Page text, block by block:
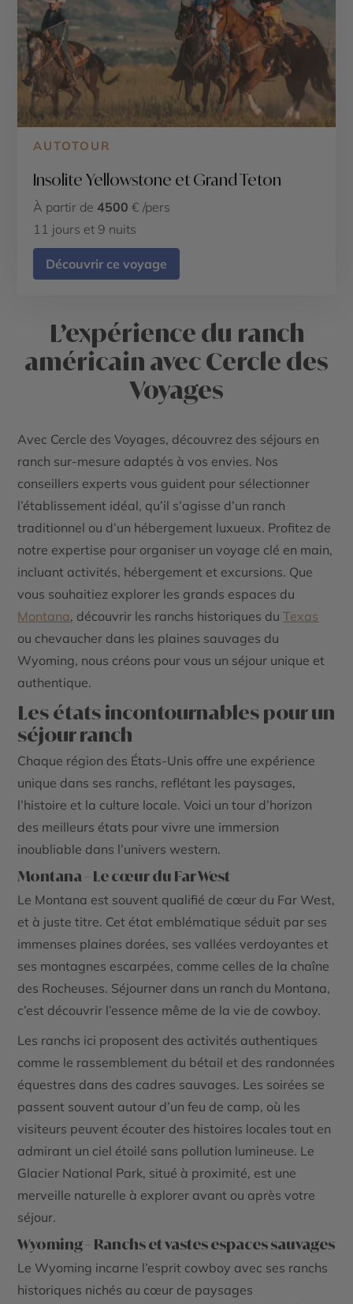
AUTOTOUR
Insolite Yellowstone et Grand Teton
À partir de 4500 € /pers
11 jours et 9 nuits
Découvrir ce voyage
L’expérience du ranch
américain avec Cercle des
Voyages
Avec Cercle des Voyages, découvrez des séjours en
ranch sur-mesure adaptés à vos envies. Nos
conseillers experts vous guident pour sélectionner
l’établissement idéal, qu’il s’agisse d’un ranch
traditionnel ou d’un hébergement luxueux. Profitez de
notre expertise pour organiser un voyage clé en main,
incluant activités, hébergement et excursions. Que
vous souhaitiez explorer les grands espaces du
Montana, découvrir les ranchs historiques duTexas
ou chevaucher dans les plaines sauvages du
Wyoming, nous créons pour vous un séjour unique et
authentique.
Les états incontournables pour un
séjour ranch
Chaque région des États-Unis offre une expérience
unique dans ses ranchs, reflétant les paysages,
l’histoire et la culture locale. Voici un tour d’horizon
des meilleurs états pour vivre une immersion
inoubliable dans l’univers western.
Montana – Le cœur du Far West
Le Montana est souvent qualifié de cœur du Far West,
et à juste titre. Cet état emblématique séduit par ses
immenses plaines dorées, ses vallées verdoyantes et
ses montagnes escarpées, comme celles de la chaîne
des Rocheuses. Séjourner dans un ranch du Montana,
c’est découvrir l’essence même de la vie de cowboy.
Les ranchs ici proposent des activités authentiques
comme le rassemblement du bétail et des randonnées
équestres dans des cadres sauvages. Les soirées se
passent souvent autour d’un feu de camp, où les
visiteurs peuvent écouter des histoires locales tout en
admirant un ciel étoilé sans pollution lumineuse. Le
Glacier National Park, situé à proximité, est une
merveille naturelle à explorer avant ou après votre
séjour.
Wyoming – Ranchs et vastes espaces sauvages
Le Wyoming incarne l’esprit cowboy avec ses ranchs
historiques nichés au cœur de paysages